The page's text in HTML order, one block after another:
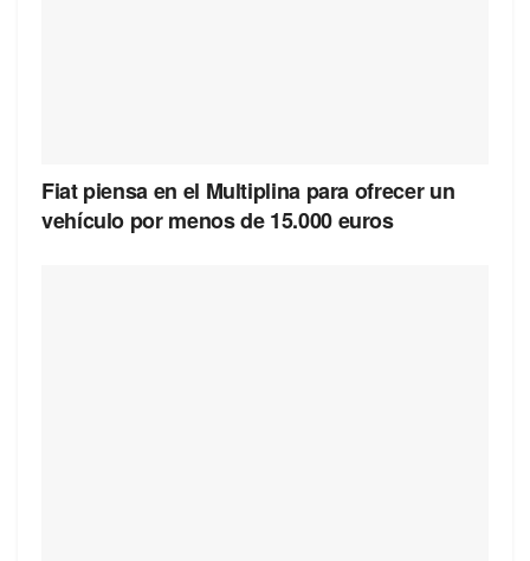
Fiat piensa en el Multiplina para ofrecer un
vehículo por menos de 15.000 euros